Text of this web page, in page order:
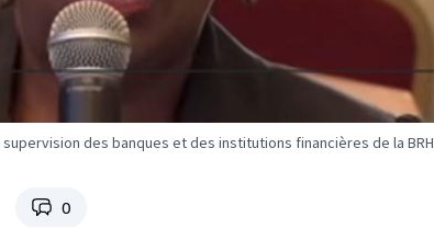
des banques et des institutions financières de la BRH
0